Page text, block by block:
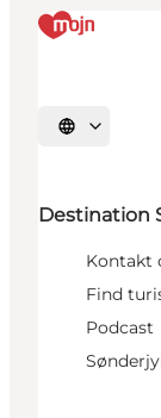
Vælg sprog
Destination
Kontakt
Find
Podcast